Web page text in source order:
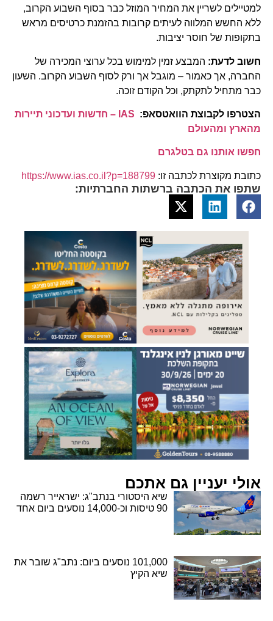
למטיילים לשריין את המחיר המוזל כבר בסוף השבוע הקרוב,
ללא החשש המלווה לעיתים קרובות בהזמנת כרטיסים מראש
בתקופות של חוסר יציבות.
חשוב לדעת: המבצע זמין למימוש בכל ערוצי המכירה של
החברה, אך כאמור – מוגבל אך ורק לסוף השבוע הקרוב. השעון
כבר מתחיל לתקתק, וכל הקודם זוכה.
הצטרפו לקבוצת הוואטסאפ:
IAS – חדשות ועדכוני תיירות
מהארץ ומהעולם
חפשו אותנו גם בטלגרם
כתובת מקוצרת לכתבה זו: https://www.ias.co.il?p=188799
שתפו את הכתבה ברשתות החברתיות:
אולי יעניין גם אתכם
שיא היסטורי בנתב"ג: ישראייר רשמה
90 טיסות וכ-14,000 נוסעים ביום אחד
101,000 נוסעים ביום: נתב"ג שובר את
שיא הקיץ